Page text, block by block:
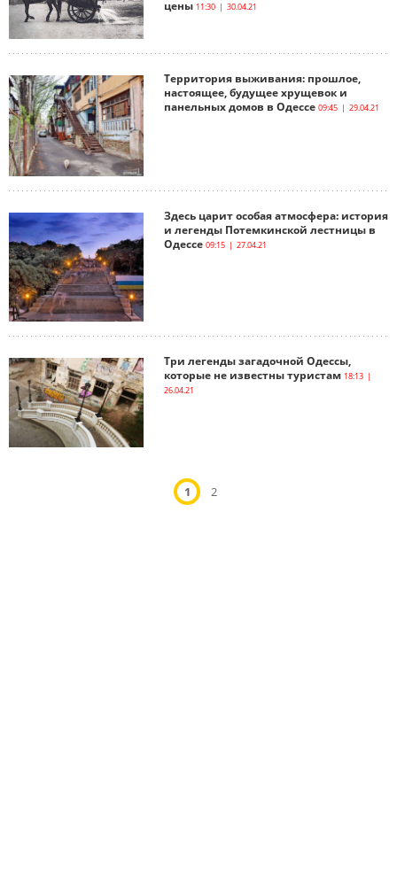
цены 11:30 | 30.04.21
Территория выживания: прошлое,
настоящее, будущее хрущевок и
панельных домов в Одессе 09:45 | 29.04.21
Здесь царит особая атмосфера: история
и легенды Потемкинской лестницы в
Одессе 09:15 | 27.04.21
Три легенды загадочной Одессы,
которые не известны туристам 18:13 |
26.04.21
1 2